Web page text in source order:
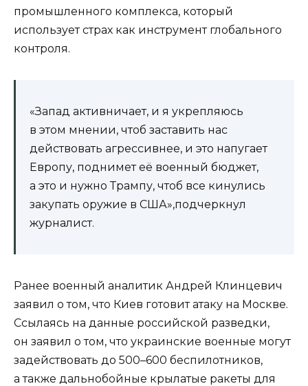
промышленного комплекса, который
использует страх как инструмент глобального
контроля.
«Запад активничает, и я укрепляюсь
в этом мнении, чтоб заставить нас
действовать агрессивнее, и это напугает
Европу, поднимет её военный бюджет,
а это и нужно Трампу, чтоб все кинулись
закупать оружие в США»,подчеркнул
журналист.
Ранее военный аналитик Андрей Клинцевич
заявил о том, что Киев готовит атаку на Москве.
Ссылаясь на данные российской разведки,
он заявил о том, что украинские военные могут
задействовать до 500–600 беспилотников,
а также дальнобойные крылатые ракеты для